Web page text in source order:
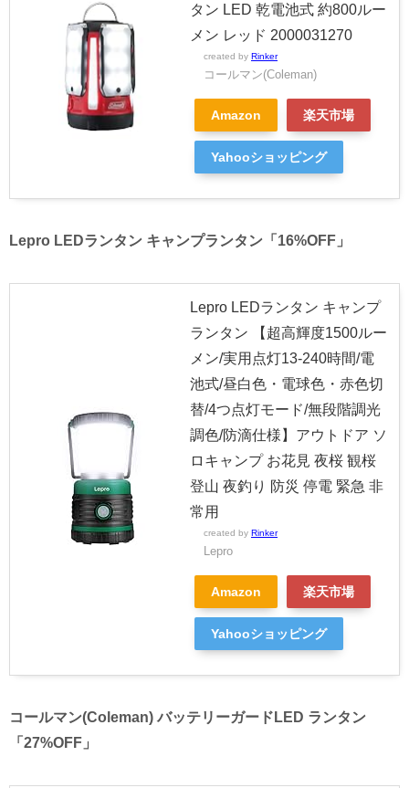
タン LED 乾電池式 約800ルー
メン レッド 2000031270
created by Rinker
コールマン(Coleman)
Amazon 楽天市場
Yahooショッピング
Lepro LEDランタン キャンプランタン「16%OFF」
Lepro LEDランタン キャンプ
ランタン 【超高輝度1500ルー
メン/実用点灯13-240時間/電
池式/昼白色・電球色・赤色切
替/4つ点灯モード/無段階調光
調色/防滴仕様】アウトドア ソ
ロキャンプ お花見 夜桜 観桜
登山 夜釣り 防災 停電 緊急 非
常用
created by Rinker
Lepro
Amazon 楽天市場
Yahooショッピング
コールマン(Coleman) バッテリーガードLED ランタン
「27%OFF」